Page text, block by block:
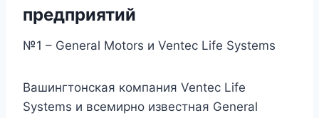
предприятий
№1 – General Motors и Ventec Life Systems
Вашингтонская компания Ventec Life
Systems и всемирно известная General